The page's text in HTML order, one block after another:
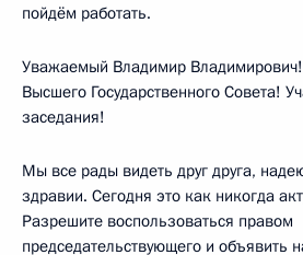
пойдём работать.
Уважаемый Владимир
Высшего Государственного Совета!
заседания!
Мы все рады видеть друг друга,
здравии. Сегодня это как никогда
Разрешите воспользоваться правом
председательствующего и объявить